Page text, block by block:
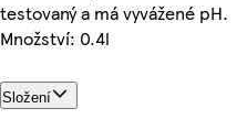
testovaný a má vyvážené pH.
Množství: 0.4l
Složení